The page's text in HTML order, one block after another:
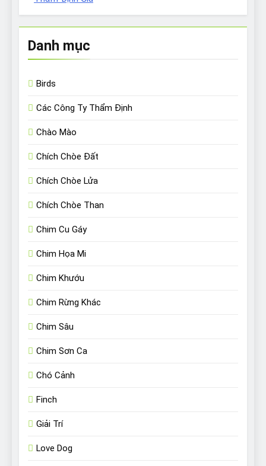
Danh mục
Birds
Các Công Ty Thẩm Định
Chào Mào
Chích Chòe Đất
Chích Chòe Lửa
Chích Chòe Than
Chim Cu Gáy
Chim Họa Mi
Chim Khướu
Chim Rừng Khác
Chim Sâu
Chim Sơn Ca
Chó Cảnh
Finch
Giải Trí
Love Dog